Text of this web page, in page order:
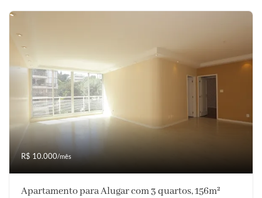
R$ 10.000/mês
Apartamento para Alugar com 3 quartos, 156m²